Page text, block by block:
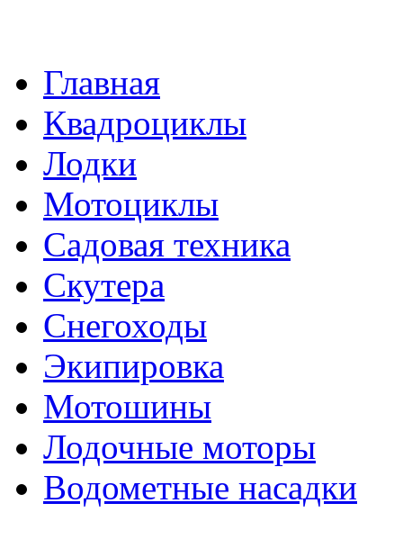
Главная
Квадроциклы
Лодки
Мотоциклы
Садовая техника
Скутера
Снегоходы
Экипировка
Мотошины
Лодочные моторы
Водометные насадки